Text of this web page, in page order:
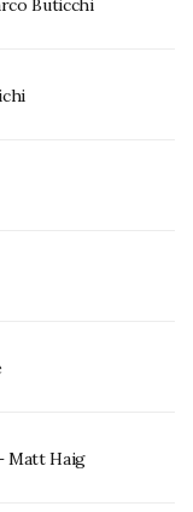
Buticchi
Matt Haig